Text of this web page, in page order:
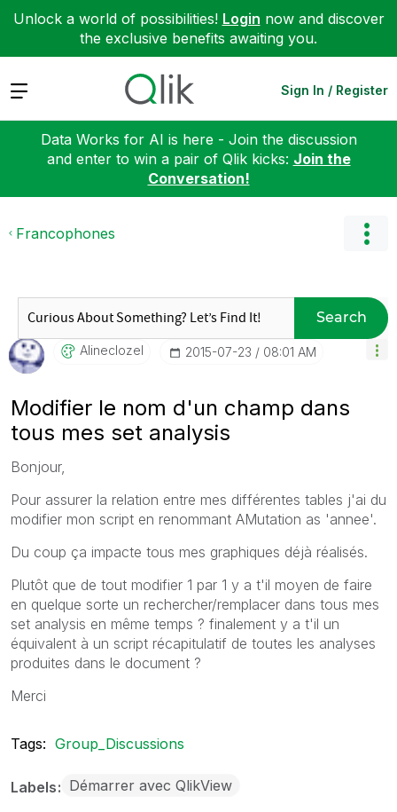
Unlock a world of possibilities! Login now and discover
the exclusive benefits awaiting you.
Expand Sign In / Register
Data Works for AI is here - Join the discussion
and enter to win a pair of Qlik kicks: Join the
Conversation!
Francophones
Search
Alineclozel ‎2015-07-23 08:01 AM
Modifier le nom d'un champ dans
tous mes set analysis
Bonjour,
Pour assurer la relation entre mes différentes tables j'ai du
modifier mon script en renommant AMutation as 'annee'.
Du coup ça impacte tous mes graphiques déjà réalisés.
Plutôt que de tout modifier 1 par 1 y a t'il moyen de faire
en quelque sorte un rechercher/remplacer dans tous mes
set analysis en même temps ? finalement y a t'il un
équivalent à un script récapitulatif de toutes les analyses
produites dans le document ?
Merci
Tags: Group_Discussions
Labels Démarrer avec QlikView